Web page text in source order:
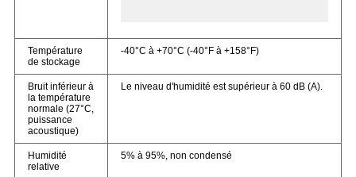
Température
de stockage
-40°C à +70°C (-40°F à +158°F)
Bruit inférieur à
la température
normale (27°C,
puissance
acoustique)
Le niveau d'humidité est supérieur à 60 dB (A).
Humidité
relative
5% à 95%, non condensé